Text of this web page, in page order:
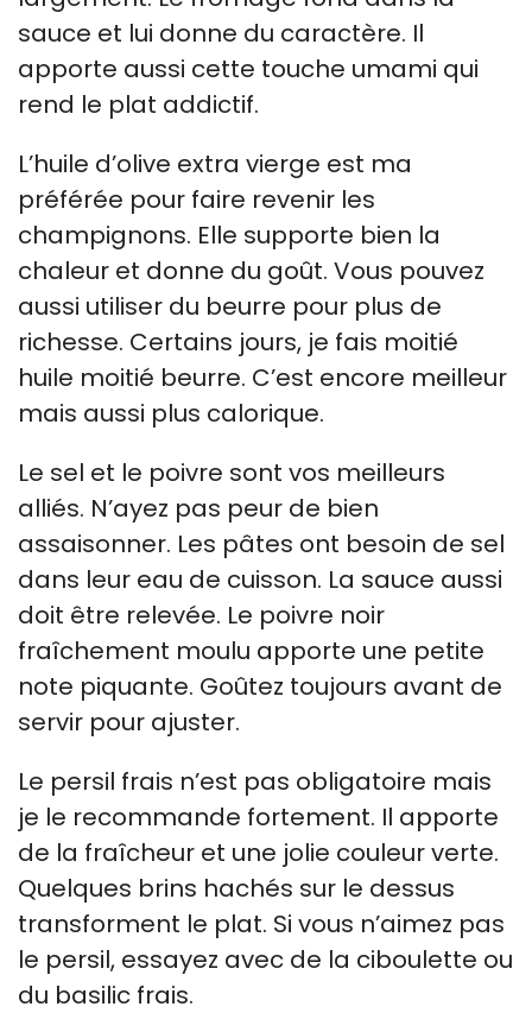
sauce et lui donne du caractère. Il
apporte aussi cette touche umami qui
rend le plat addictif.
L’huile d’olive extra vierge est ma
préférée pour faire revenir les
champignons. Elle supporte bien la
chaleur et donne du goût. Vous pouvez
aussi utiliser du beurre pour plus de
richesse. Certains jours, je fais moitié
huile moitié beurre. C’est encore meilleur
mais aussi plus calorique.
Le sel et le poivre sont vos meilleurs
alliés. N’ayez pas peur de bien
assaisonner. Les pâtes ont besoin de sel
dans leur eau de cuisson. La sauce aussi
doit être relevée. Le poivre noir
fraîchement moulu apporte une petite
note piquante. Goûtez toujours avant de
servir pour ajuster.
Le persil frais n’est pas obligatoire mais
je le recommande fortement. Il apporte
de la fraîcheur et une jolie couleur verte.
Quelques brins hachés sur le dessus
transforment le plat. Si vous n’aimez pas
le persil, essayez avec de la ciboulette ou
du basilic frais.